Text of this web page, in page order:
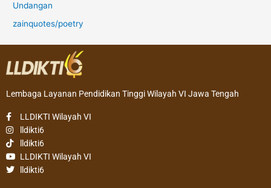
Undangan
zainquotes/poetry
Lembaga Layanan Pendidikan Tinggi Wilayah VI Jawa Tengah
LLDIKTI Wilayah VI
lldikti6
lldikti6
LLDIKTI Wilayah VI
lldikti6